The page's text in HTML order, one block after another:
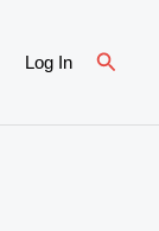
Log In